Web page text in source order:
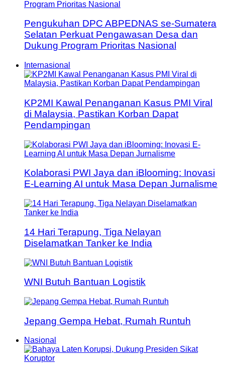
Pengukuhan DPC ABPEDNAS se-Sumatera
Selatan Perkuat Pengawasan Desa dan
Dukung Program Prioritas Nasional
Internasional
KP2MI Kawal Penanganan Kasus PMI Viral
di Malaysia, Pastikan Korban Dapat
Pendampingan
Kolaborasi PWI Jaya dan iBlooming: Inovasi
E-Learning AI untuk Masa Depan Jurnalisme
14 Hari Terapung, Tiga Nelayan
Diselamatkan Tanker ke India
WNI Butuh Bantuan Logistik
Jepang Gempa Hebat, Rumah Runtuh
Nasional